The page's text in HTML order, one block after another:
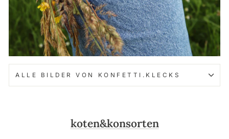
ALLE BILDER VON KONFETTI.KLECKS
koten&konsorten